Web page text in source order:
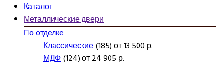
Каталог
Металлические двери
По отделке
Классические(185) от 13 500 р.
МДФ(124) от 24 905 р.